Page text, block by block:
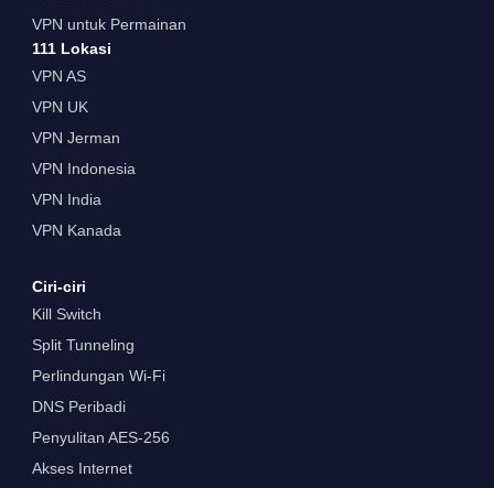
VPN untuk Permainan
111 Lokasi
VPN AS
VPN UK
VPN Jerman
VPN Indonesia
VPN India
VPN Kanada
Ciri-ciri
Kill Switch
Split Tunneling
Perlindungan Wi-Fi
DNS Peribadi
Penyulitan AES-256
Akses Internet